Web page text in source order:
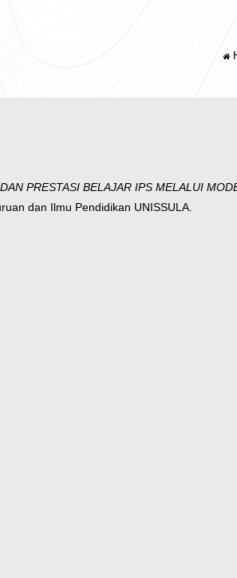
PRESTASI BELAJAR IPS MELALUI
dan Ilmu Pendidikan UNISSULA.